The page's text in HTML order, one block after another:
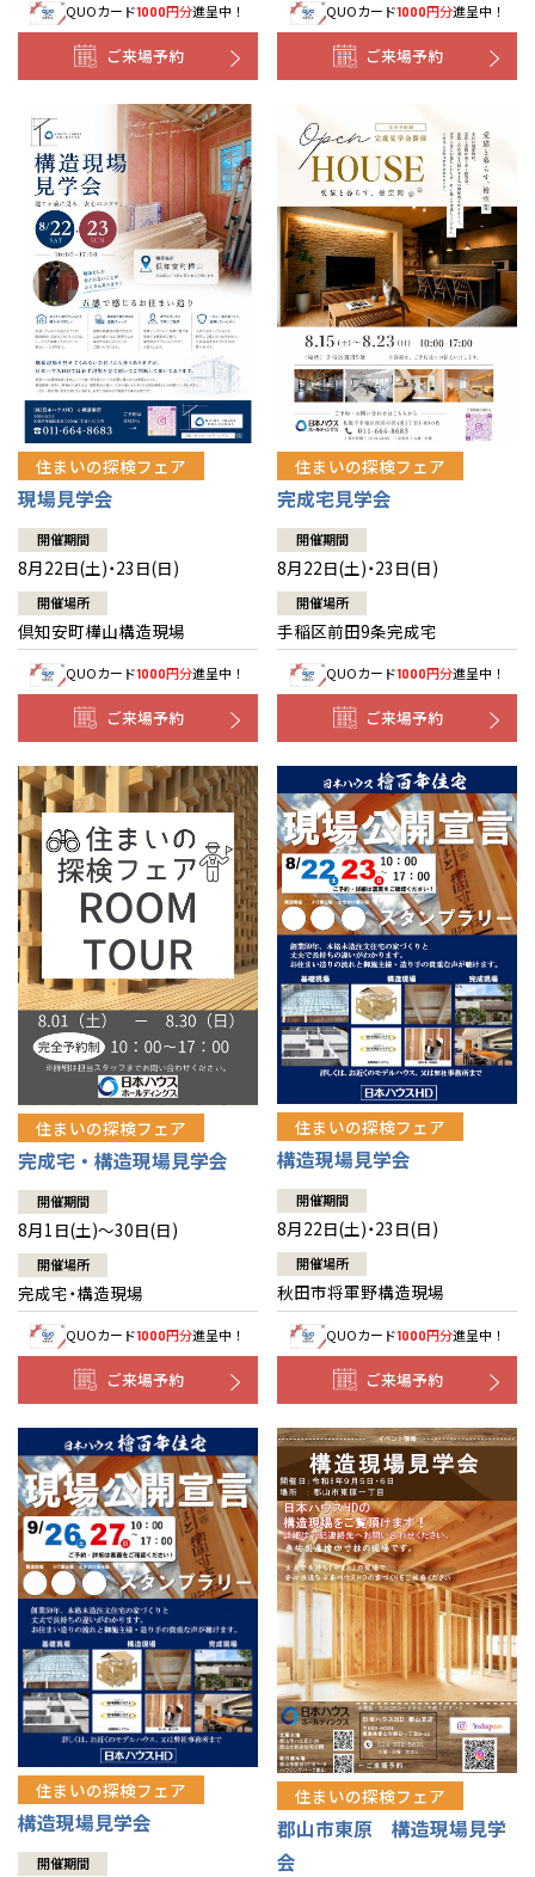
QUOカード1000円分進呈中！
ご来場予約
QUOカード1000円分進呈中！
ご来場予約
住まいの探検フェア
現場見学会
開催期間
8月22日(土)・23日(日)
開催場所
倶知安町樺山構造現場
QUOカード1000円分進呈中！
ご来場予約
住まいの探検フェア
完成宅見学会
開催期間
8月22日(土)・23日(日)
開催場所
手稲区前田9条完成宅
QUOカード1000円分進呈中！
ご来場予約
住まいの探検フェア
完成宅・構造現場見学会
開催期間
8月1日(土)～30日(日)
開催場所
完成宅・構造現場
QUOカード1000円分進呈中！
ご来場予約
住まいの探検フェア
構造現場見学会
開催期間
8月22日(土)・23日(日)
開催場所
秋田市将軍野構造現場
QUOカード1000円分進呈中！
ご来場予約
住まいの探検フェア
構造現場見学会
開催期間
住まいの探検フェア
郡山市東原 構造現場見学
会
全国の展示場
北海道
札幌
道央
道北
道南
道東
東北
青森
秋田
岩手
山形
宮城
福島
甲信越・北陸
新潟
山梨
長野
富山
石川
福井
関東
東京
神奈川
埼玉
千葉
茨城
栃木
群馬
東海
愛知
岐阜
静岡
三重
近畿
大阪
京都
兵庫
奈良
滋賀
和歌山
中国・四国
岡山
香川
愛媛
鳥取
島根
広島
山口
徳島
高知
九州
福岡
佐賀
熊本
大分
宮崎
鹿児島
長崎
沖縄
分譲マンション
※現住所のある都道府県以外の建築予定地の方でも現住所の有るお近
くの展示場又は店舗にお問合せください。移住の計画の方もご相談対
応します。お気軽にご相談ください。
お近くのイベント
北海道
札幌
札幌
小樽
道央
苫小牧千歳
小樽
道北
道南
道東
釧路
東北
青森県
八戸
青森
秋田県
秋田
岩手県
山形県
宮城県
仙台
福島県
会津
甲信越・北陸
新潟県
長岡
山梨県
長野県
富山県
富山
石川県
福井県
福井
関東
東京都
神奈川県
相模
埼玉県
埼玉
千葉県
千葉
柏
茨城県
水戸
栃木県
宇都宮
小山
群馬県
群馬
伊勢崎
東海
愛知県
岐阜県
岐阜
静岡県
三重県
四日市
近畿
大阪府
大阪
京都府
京都
兵庫県
姫路
奈良県
奈良
中国・四国
岡山県
岡山
愛媛県
松山
九州
福岡県
福岡
佐賀県
佐賀
熊本県
熊本
大分県
大分
宮崎県
宮崎
鹿児島県
鹿児島